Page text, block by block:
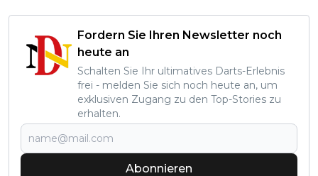
Fordern Sie Ihren Newsletter noch
heute an
Schalten Sie Ihr ultimatives Darts-Erlebnis
frei - melden Sie sich noch heute an, um
exklusiven Zugang zu den Top-Stories zu
erhalten.
Abonnieren